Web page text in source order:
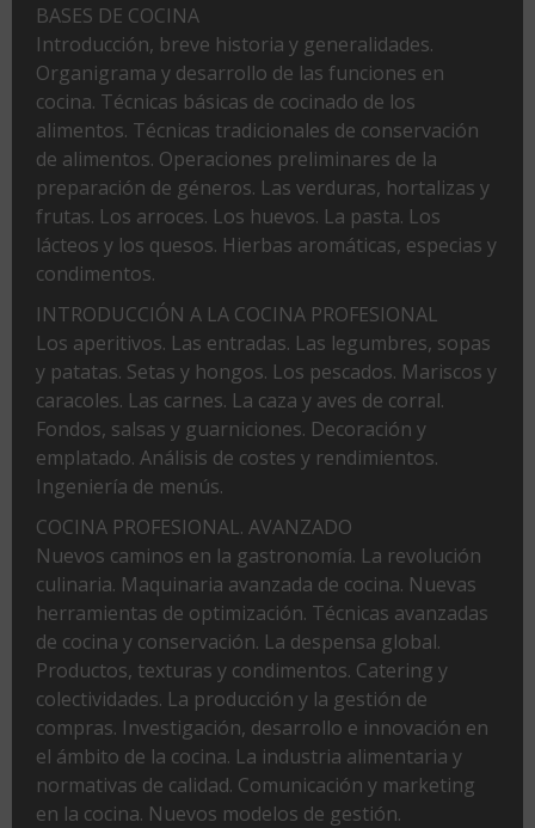
BASES DE COCINA
Introducción, breve historia y generalidades.
Organigrama y desarrollo de las funciones en
cocina. Técnicas básicas de cocinado de los
alimentos. Técnicas tradicionales de conservación
de alimentos. Operaciones preliminares de la
preparación de géneros. Las verduras, hortalizas y
frutas. Los arroces. Los huevos. La pasta. Los
lácteos y los quesos. Hierbas aromáticas, especias y
condimentos.
INTRODUCCIÓN A LA COCINA PROFESIONAL
Los aperitivos. Las entradas. Las legumbres, sopas
y patatas. Setas y hongos. Los pescados. Mariscos y
caracoles. Las carnes. La caza y aves de corral.
Fondos, salsas y guarniciones. Decoración y
emplatado. Análisis de costes y rendimientos.
Ingeniería de menús.
COCINA PROFESIONAL. AVANZADO
Nuevos caminos en la gastronomía. La revolución
culinaria. Maquinaria avanzada de cocina. Nuevas
herramientas de optimización. Técnicas avanzadas
de cocina y conservación. La despensa global.
Productos, texturas y condimentos. Catering y
colectividades. La producción y la gestión de
compras. Investigación, desarrollo e innovación en
el ámbito de la cocina. La industria alimentaria y
normativas de calidad. Comunicación y marketing
en la cocina. Nuevos modelos de gestión.